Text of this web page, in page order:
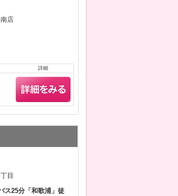
店
詳細
目
ス25分「和歌浦」徒